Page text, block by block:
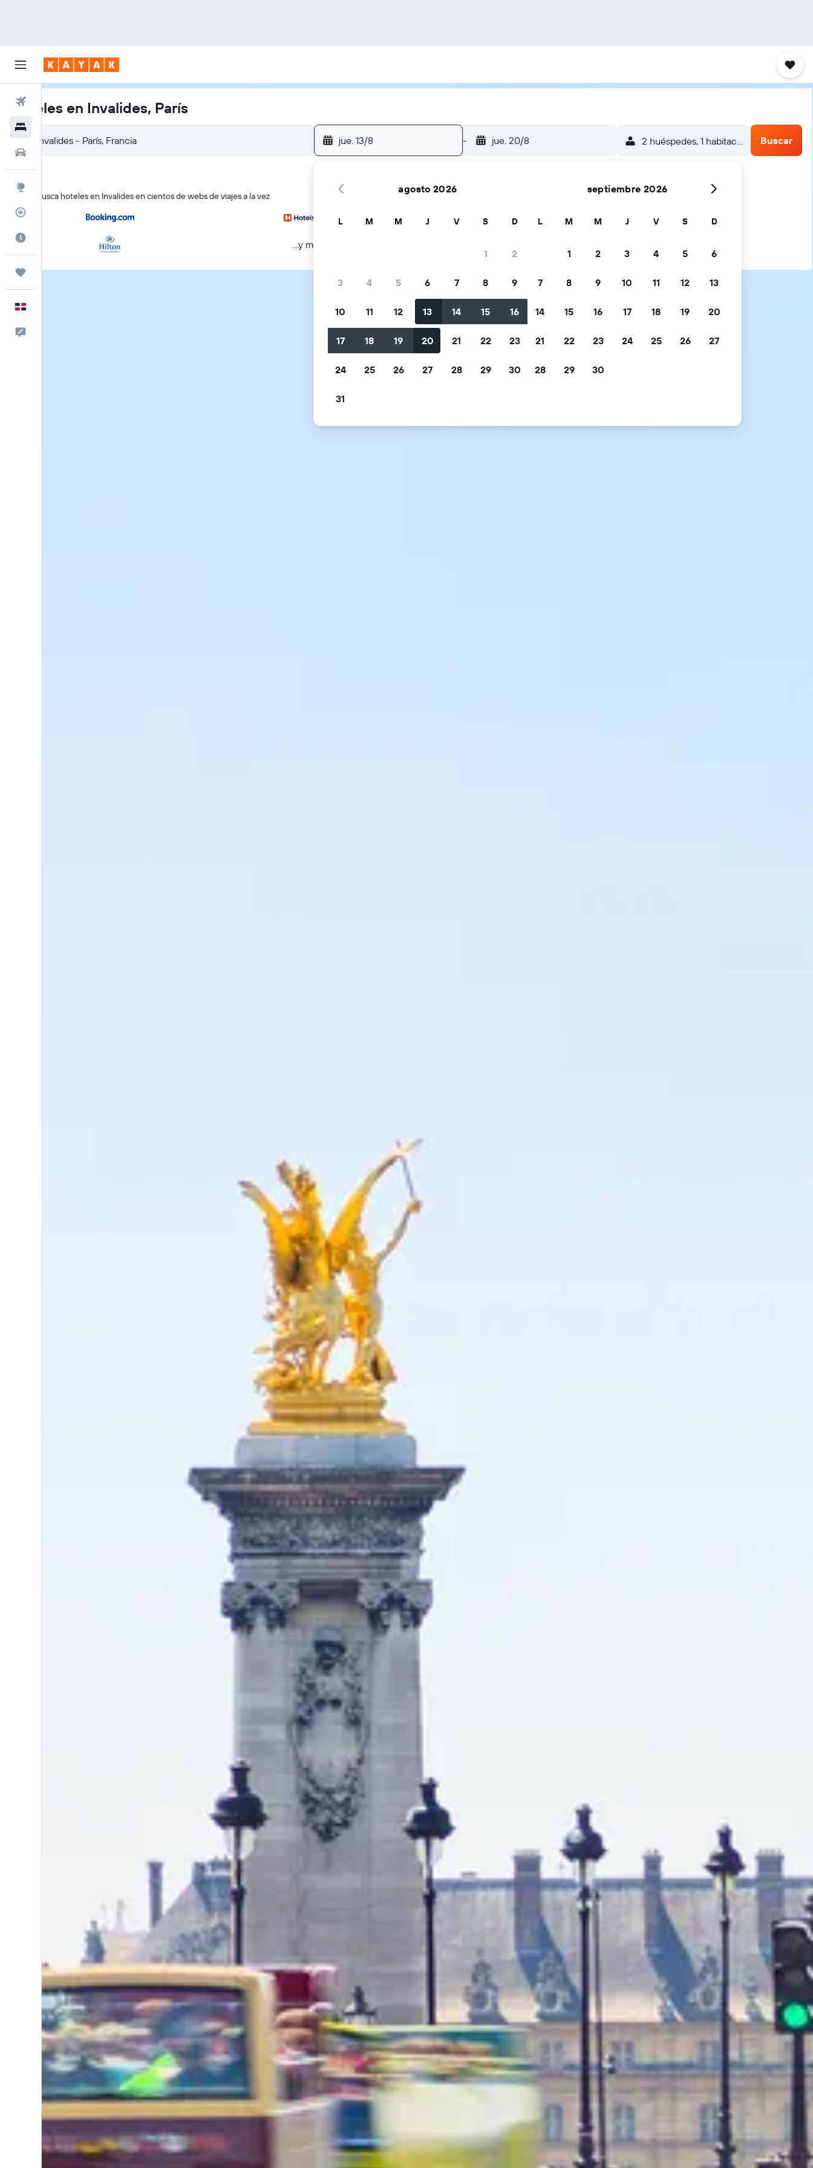
Vuelos
Trips
Hoteles en Invalides, París
jue. 13/8 - jue. 20/8 2 huéspedes, 1 habitación Buscar
KAYAK busca hoteles en Invalides en cientos de webs de viajes a la vez
...y más
agosto 2026
L M M J V S D
1 2
3 4 5 6 7 8 9
10 11 12 13 14 15 16
17 18 19 20 21 22 23
24 25 26 27 28 29 30
31
septiembre 2026
L M M J V S D
1 2 3 4 5 6
7 8 9 10 11 12 13
14 15 16 17 18 19 20
21 22 23 24 25 26 27
28 29 30